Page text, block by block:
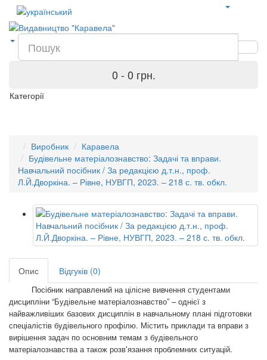
0 - 0 грн.
Категорії
Виробник
Каравела
Будівельне матеріалознавство: Задачі та вправи.
Навчальний посібник / За редакцією д.т.н., проф.
Л.Й.Дворкіна. – Рівне, НУВГП, 2023. – 218 с. тв. обкл.
Опис Відгуків (0)
Посібник направлений на цілісне вивчення студентами
дисципліни “Будівельне матеріалознавство” – однієї з
найважливіших базових дисциплін в навчальному плані підготовки
спеціалістів будівельного профілю. Містить приклади та вправи з
вирішення задач по основним темам з будівельного
матеріалознавства а також розв'язання проблемних ситуацій.